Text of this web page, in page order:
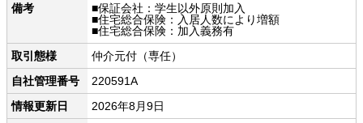
備考
■保証会社：学生以外原則加入
■住宅総合保険：入居人数により増額
■住宅総合保険：加入義務有
取引態様
仲介元付（専任）
自社管理番号
220591A
情報更新日
2026年8月9日